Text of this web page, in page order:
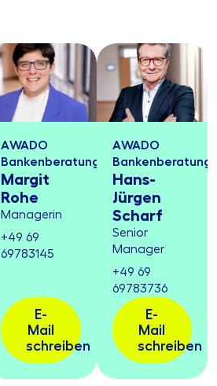
AWADO
Bankenberatung
Margit
Rohe
Managerin
+49 69
69783145
E-
Mail
schreiben
AWADO
Bankenberatung
Hans-
Jürgen
Scharf
Senior
Manager
+49 69
69783736
E-
Mail
schreiben